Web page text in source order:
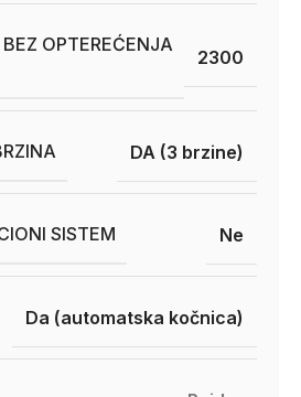
OPTEREĆENJA
2300
DA (3 brzine)
SISTEM Ne
Da (automatska kočnica)